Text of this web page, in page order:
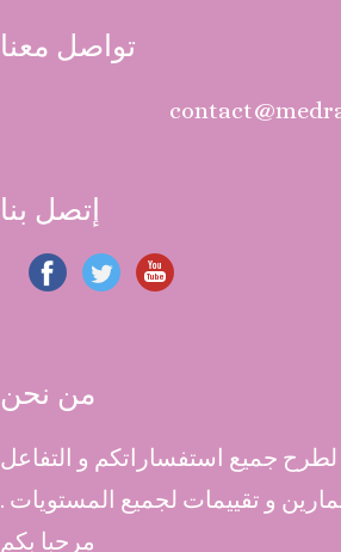
تواصل معنا
إتصل بنا
من نحن
جميع استفساراتكم و التفاعل
و تقييمات لجميع المستويات .
مرحبا بكم